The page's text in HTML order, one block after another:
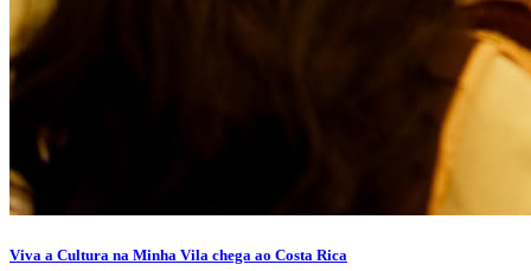
Viva a Cultura na Minha Vila chega ao Costa Rica